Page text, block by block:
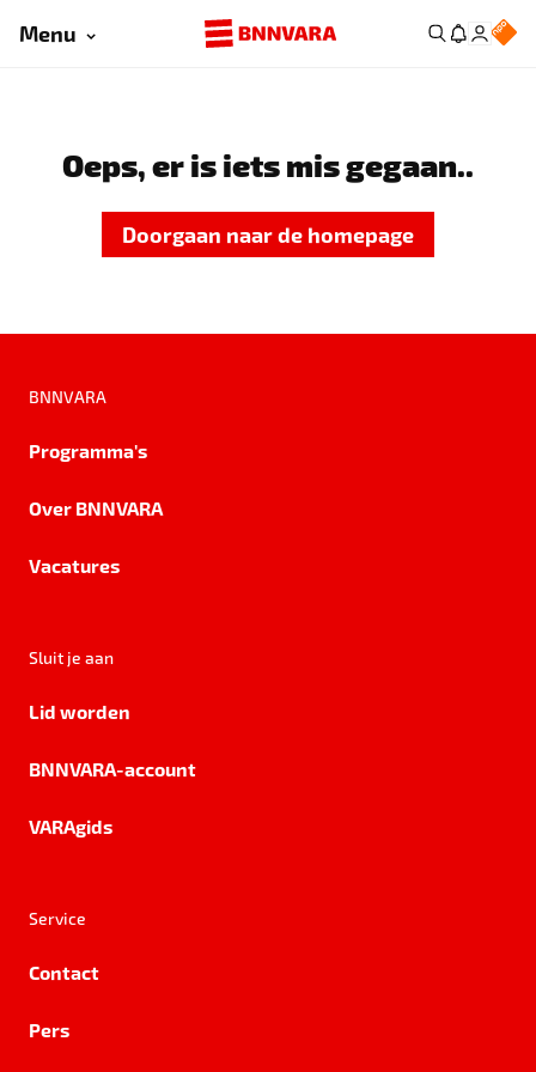
Menu
Oeps, er is iets mis gegaan..
Doorgaan naar de homepage
BNNVARA
Programma's
Over BNNVARA
Vacatures
Sluit je aan
Lid worden
BNNVARA-account
VARAgids
Service
Contact
Pers